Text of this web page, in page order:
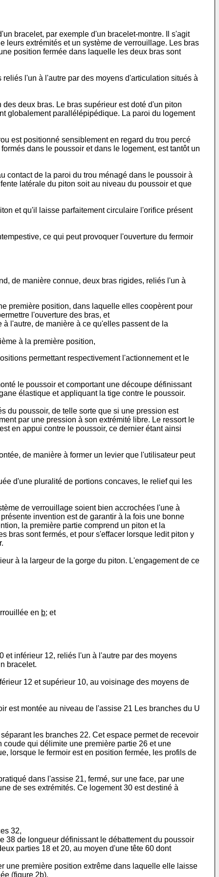
bracelet, par exemple d'un bracelet-montre. Il s'agit
leurs extrémités et un système de verrouillage. Les bras
position fermée dans laquelle les deux bras sont
l'un à l'autre par des moyens d'articulation situés à
deux bras. Le bras supérieur est doté d'un piton
globalement parallélépipédique. La paroi du logement
est positionné sensiblement en regard du trou percé
dans le poussoir et dans le logement, est tantôt un
contact de la paroi du trou ménagé dans le poussoir à
latérale du piton soit au niveau du poussoir et que
et qu'il laisse parfaitement circulaire l'orifice présent
ce qui peut provoquer l'ouverture du fermoir
de manière connue, deux bras rigides, reliés l'un à
première position, dans laquelle elles coopèrent pour
l'ouverture des bras, et
l'autre, de manière à ce qu'elles passent de la
à la première position,
permettant respectivement l'actionnement et le
le poussoir et comportant une découpe définissant
élastique et appliquant la tige contre le poussoir.
du poussoir, de telle sorte que si une pression est
par une pression à son extrémité libre. Le ressort le
en appui contre le poussoir, ce dernier étant ainsi
de manière à former un levier que l'utilisateur peut
d'une pluralité de portions concaves, le relief qui les
de verrouillage soient bien accrochées l'une à
invention est de garantir à la fois une bonne
la première partie comprend un piton et la
bras sont fermés, et pour s'effacer lorsque ledit piton y
à la largeur de la gorge du piton. L'engagement de ce
en b; et
inférieur 12, reliés l'un à l'autre par des moyens
bracelet.
12 et supérieur 10, au voisinage des moyens de
est montée au niveau de l'assise 21 Les branches du U
les branches 22. Cet espace permet de recevoir
qui délimite une première partie 26 et une
lorsque le fermoir est en position fermée, les profils de
dans l'assise 21, fermé, sur une face, par une
de ses extrémités. Ce logement 30 est destiné à
32,
38 de longueur définissant le débattement du poussoir
parties 18 et 20, au moyen d'une tête 60 dont
une première position extrême dans laquelle elle laisse
(figure 2b).